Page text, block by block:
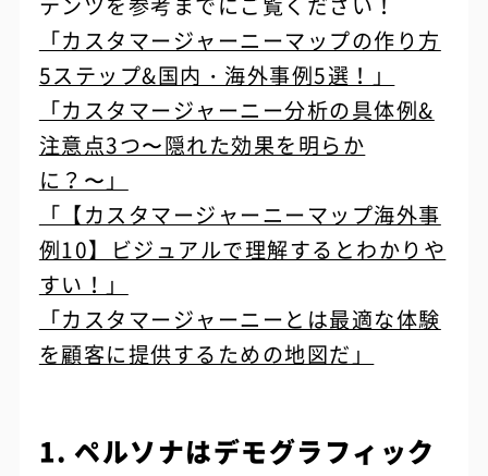
「カスタマージャーニーマップの作り方
5ステップ&国内・海外事例5選！」
「カスタマージャーニー分析の具体例&
注意点3つ〜隠れた効果を明らか
に？〜」
「【カスタマージャーニーマップ海外事
例10】ビジュアルで理解するとわかりや
すい！」
「カスタマージャーニーとは最適な体験
を顧客に提供するための地図だ」
1. ペルソナはデモグラフィック